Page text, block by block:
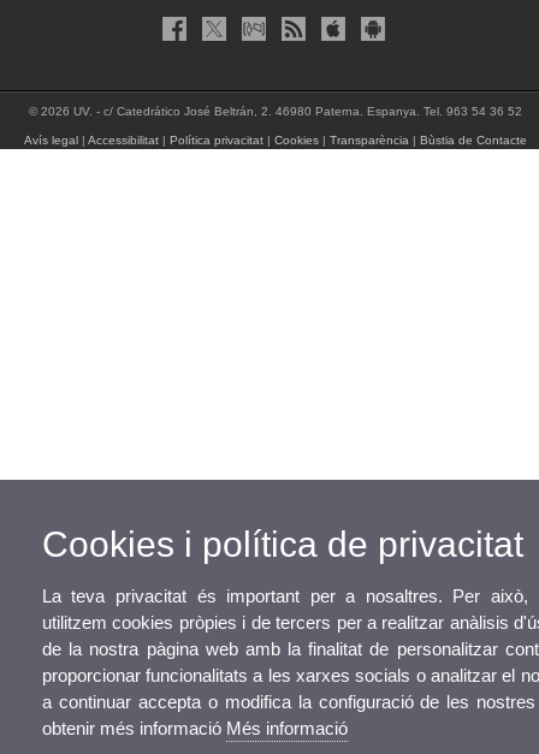
© 2026 UV. - c/ Catedrático José Beltrán, 2. 46980 Paterna. Espanya. Tel. 963 54 36 52
Avís legal| Accessibilitat| Política privacitat| Cookies| Transparència | Bùstia de Contacte
Cookies i política de privacitat
La teva privacitat és important per a nosaltres. Per això,
utilitzem cookies pròpies i de tercers per a realitzar anàlisis
de la nostra pàgina web amb la finalitat de personalitzar
proporcionar funcionalitats a les xarxes socials o analitzar el
a continuar accepta o modifica la configuració de les
obtenir més informació Més informació